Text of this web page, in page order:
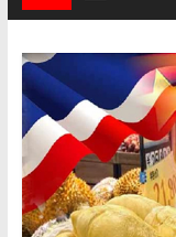
คณะกรรมการสภาธุรกิ